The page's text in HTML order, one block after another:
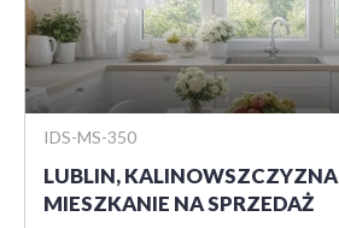
IDS-MS-350
LUBLIN, KALINOWSZCZYZNA
MIESZKANIE NA SPRZEDAŻ